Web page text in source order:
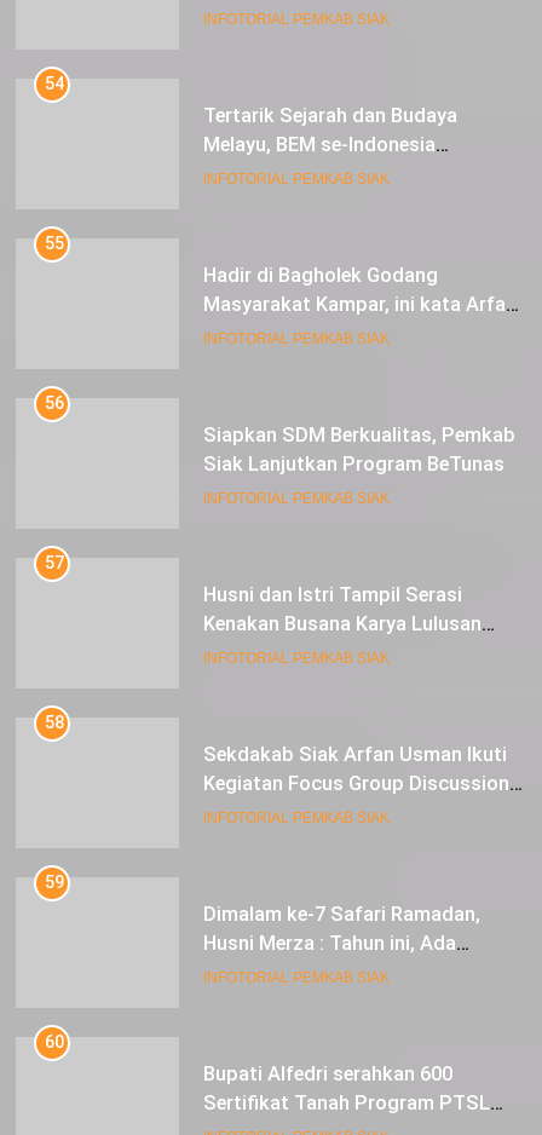
INFOTORIAL PEMKAB SIAK
54
Tertarik Sejarah dan Budaya
Melayu, BEM se-Indonesia
Berkunjung ke Kabupaten Siak
INFOTORIAL PEMKAB SIAK
55
Hadir di Bagholek Godang
Masyarakat Kampar, ini kata Arfan
Usman
INFOTORIAL PEMKAB SIAK
56
Siapkan SDM Berkualitas, Pemkab
Siak Lanjutkan Program BeTunas
INFOTORIAL PEMKAB SIAK
57
Husni dan Istri Tampil Serasi
Kenakan Busana Karya Lulusan
SMK Pariwisata Siak, di Lancang
INFOTORIAL PEMKAB SIAK
58
Sekdakab Siak Arfan Usman Ikuti
Kegiatan Focus Group Discussion
Tentang Kebijakan Penganggaran
INFOTORIAL PEMKAB SIAK
59
Dimalam ke-7 Safari Ramadan,
Husni Merza : Tahun ini, Ada
Perbaikan Jalan Lintas Siak ke
INFOTORIAL PEMKAB SIAK
60
Bupati Alfedri serahkan 600
Sertifikat Tanah Program PTSL